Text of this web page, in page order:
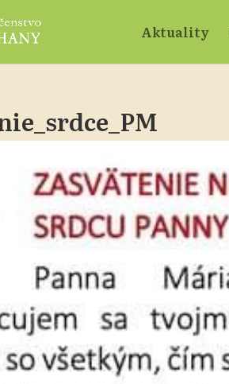
Aktuality